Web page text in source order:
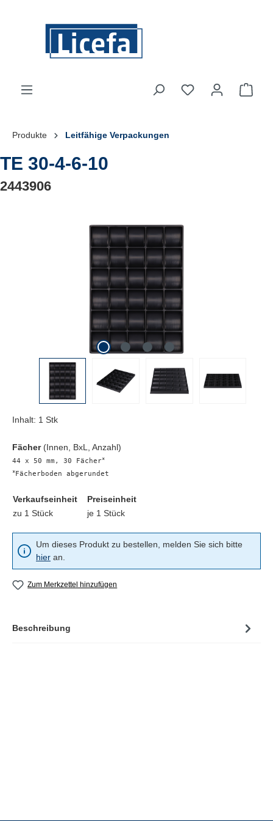
Du hast 0
Produkte Leitfähige Verpackungen
TE 30-4-6-10
2443906
Bildergalerie überspringen
Inhalt: 1 Stk
Fächer (Innen, BxL, Anzahl)
44 x 50 mm, 30 Fächer∗
∗Fächerboden abgerundet
Verkaufseinheit
Preiseinheit
zu 1 Stück
je 1 Stück
Um dieses Produkt zu bestellen, melden Sie sich bitte
hier an.
Zum Merkzettel hinzufügen
Beschreibung